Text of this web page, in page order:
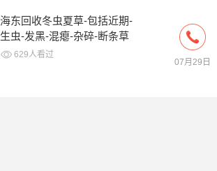
海东回收冬虫夏草-包括近期-
生虫-发黑-混瘪-杂碎-断条草
629人看过
07月29日